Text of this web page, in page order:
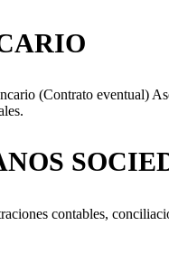
(Contrato eventual)
contables,